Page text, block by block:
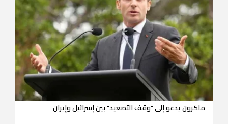
ماكرون يدعو إلى "وقف التصعيد" بين إسرائيل وإيران